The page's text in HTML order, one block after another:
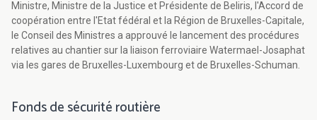
Ministre, Ministre de la Justice et Présidente de Beliris, l'Accord de
coopération entre l'Etat fédéral et la Région de Bruxelles-Capitale,
le Conseil des Ministres a approuvé le lancement des procédures
relatives au chantier sur la liaison ferroviaire Watermael-Josaphat
via les gares de Bruxelles-Luxembourg et de Bruxelles-Schuman.
Fonds de sécurité routière